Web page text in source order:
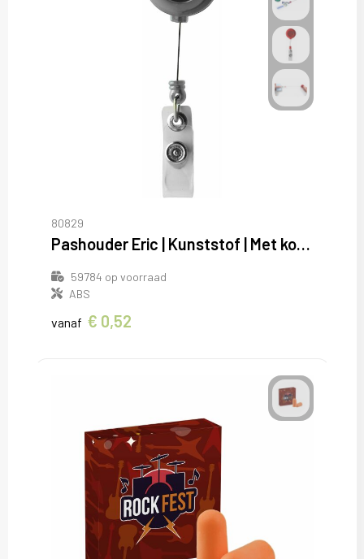
80829
Pashouder Eric | Kunststof | Met koord
59784 op voorraad
ABS
vanaf € 0,52